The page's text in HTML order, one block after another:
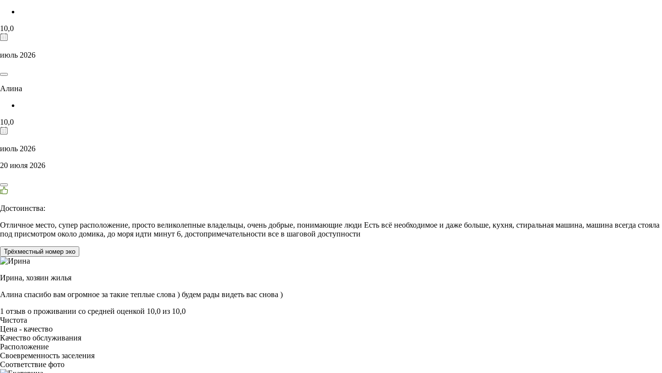
10,0
июль 2026
Алина
10,0
июль 2026
20 июля 2026
Достоинства:
Отличное место, супер расположение, просто великолепные владельцы, очень добрые, понимающие люди Есть всё необходимое и даже больше, кухня, стиральная машина, машина всегда стояла
под присмотром около домика, до моря идти минут 6, достопримечательности все в шаговой доступности
Трёхместный номер эко
Ирина, хозяин жилья
Алина спасибо вам огромное за такие теплые слова ) будем рады видеть вас снова )
1 отзыв о проживании со средней оценкой 10,0 из 10,0
Чистота
Цена - качество
Качество обслуживания
Расположение
Своевременность заселения
Соответствие фото